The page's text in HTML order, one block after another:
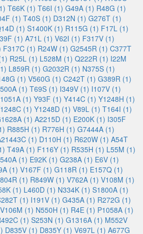
T66K (1) T66I (1) G49A (1) R48G (1)
(1) T40S (1) D312N (1) G276T (1)
(1) S1400K (1) R115G (1) F17L (1)
(1) A71L (1) V62I (1) F317V (1)
F317C (1) R24W (1) G2545R (1) C377T
R25L (1) L528M (1) Q222R (1) I22M
L859R (1) G2032R (1) N375S (1)
(1) V560G (1) C242T (1) G389R (1)
(1) T69S (1) I349V (1) I107V (1)
(1) Y93F (1) Y414C (1) Y1248H (1)
(1) Y1248D (1) V89L (1) T164I (1)
(1) A2215D (1) E200K (1) I305F
R885H (1) R776H (1) G7444A (1)
(1) D110H (1) R620W (1) A54T
T49A (1) F116Y (1) R535H (1) L55M (1)
(1) E92K (1) G238A (1) E6V (1)
(1) V167F (1) G118R (1) E157Q (1)
(1) R849W (1) V762A (1) V108M (1)
(1) L460D (1) N334K (1) S1800A (1)
(1) I191V (1) G435A (1) R272G (1)
V106M (1) N550H (1) R4E (1) P1058A (1)
(1) S253N (1) G1316A (1) M552V
D835V (1) D835Y (1) V697L (1) A677G